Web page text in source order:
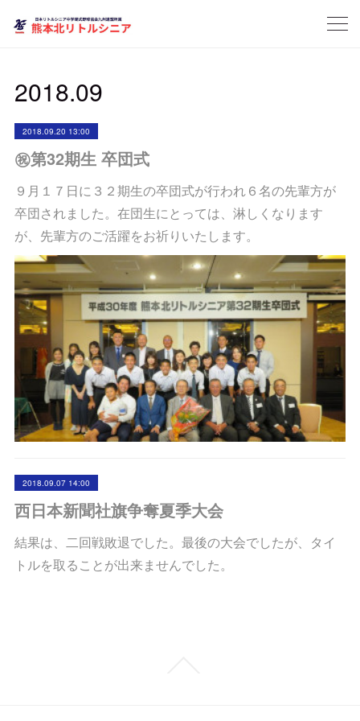
2018.09
2018.09.20 13:00
㊗第32期生 卒団式
９月１７日に３２期生の卒団式が行われ６名の先輩方が
卒団されました。在団生にとっては、淋しくなります
が、先輩方のご活躍をお祈りいたします。
2018.09.07 14:00
西日本新聞社旗争奪夏季大会
結果は、二回戦敗退でした。最後の大会でしたが、タイ
トルを取ることが出来ませんでした。